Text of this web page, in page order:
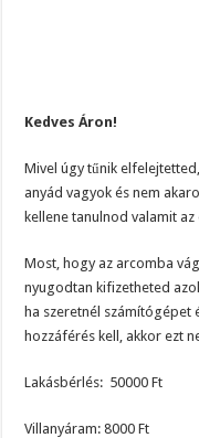
Kedves Áron!
Mivel úgy tűnik
anyád vagyok és nem
kellene tanulnod valamit
Most, hogy az arcomba
nyugodtan kifizetheted
ha szeretnél számítógépet
hozzáférés kell, akkor ezt
Lakásbérlés: 50000 Ft
Villanyáram: 8000 Ft